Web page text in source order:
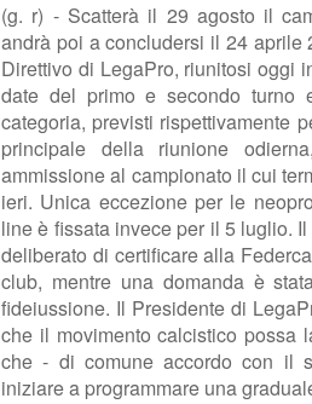
(g. r) - Scatterà il 29 agosto il
andrà poi a concludersi il 24
Direttivo di LegaPro, riunitosi oggi
date del primo e secondo turno
categoria, previsti rispettivamente
principale della riunione
ammissione al campionato il cui
ieri. Unica eccezione per le
line è fissata invece per il 5 luglio.
deliberato di certificare alla
club, mentre una domanda è
fideiussione. Il Presidente di
che il movimento calcistico possa
che - di comune accordo con il
iniziare a programmare una